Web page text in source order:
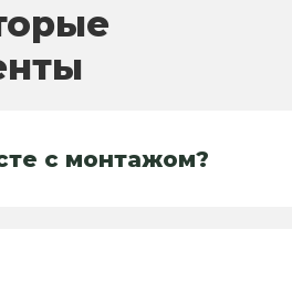
с монтажом?